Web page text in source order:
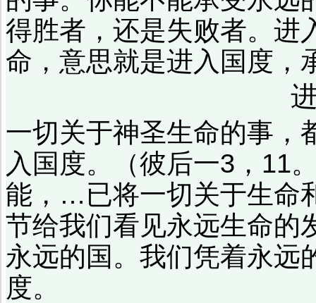
得胜者，还是失败者。进
命，意思就是进入国度，
一切关于神圣生命的事，
入国度。（彼后一3，11
能，…已将一切关于生命
节给我们看见永远生命的
永远的国。我们凭着永远
度。